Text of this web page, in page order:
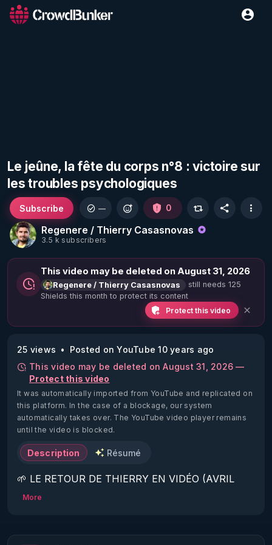
Le jeûne, la fête du corps n°8 : victoire sur
les troubles psychologiques
Regenere / Thierry Casasnovas
3.5 k subscribers
Subscribe — 0
This video may be deleted on August 31, 2026
Regenere / Thierry Casasnovas
still needs 125
Shields this month to protect its content
Protect this video
25 views
Posted on YouTube 10 years ago
This video may be deleted on August 31, 2026 —
Protect this video
It was automatically imported from YouTube and replicated on
this platform. In the case of a blockage, our system
automatically takes over. The YouTube video player remains
until the video is blocked.
Description Résumé
🌱 LE RETOUR DE THIERRY EN VIDÉO (AVRIL
2022)!
https://www.rgnr.fr/presentation.html
More